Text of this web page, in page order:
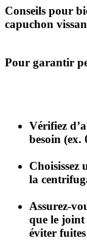
Conseils pour
capuchon
Pour garantir
Vérifiez
besoin (ex.
Choisissez
la
Assurez-
que le joint
éviter